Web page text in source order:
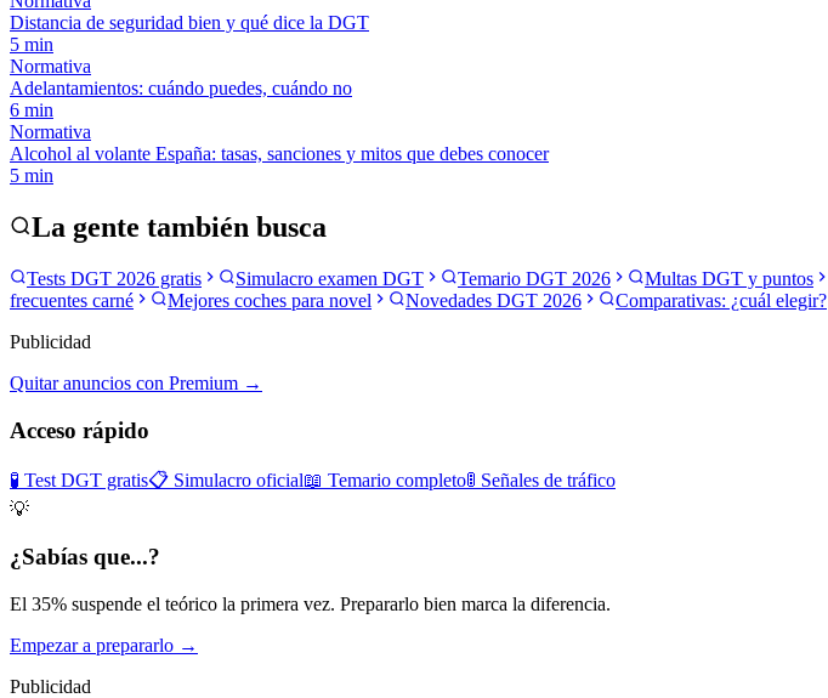
Distancia de seguridad bien y qué dice la DGT
5 min
Normativa
Adelantamientos: cuándo puedes, cuándo no
6 min
Normativa
Alcohol al volante España: tasas, sanciones y mitos que debes conocer
5 min
La gente también busca
Tests DGT 2026 gratis Simulacro examen DGT Temario DGT 2026 Multas DGT y puntos
frecuentes carné
Mejores coches para novel Novedades DGT 2026 Comparativas: ¿cuál elegir?
Publicidad
Quitar anuncios con Premium →
Acceso rápido
🧪 Test DGT gratis📋 Simulacro oficial📖 Temario completo🚦 Señales de tráfico
💡
¿Sabías que...?
El 35% suspende el teórico la primera vez. Prepararlo bien marca la diferencia.
Empezar a prepararlo →
Publicidad